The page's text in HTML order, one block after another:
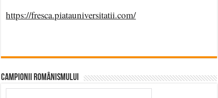
https://fresca.piatauniversitatii.com/
CAMPIONII ROMÂNISMULUI